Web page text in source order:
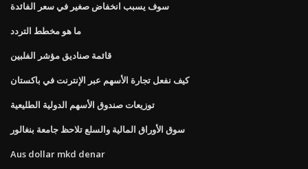
سوف يسبب انخفاض صغير في سعر الفائدة
ما هو مخطط التردد
قائمة صناديق مؤشر الفلبين
كيف نفعل تجارة الأسهم عبر الإنترنت في باكستان
توزيعات صندوق الأسهم الدولية الطليعية
سوق الأوراق المالية والسلع تلاحظ جامعة بنغالور
Aus dollar mkd denar